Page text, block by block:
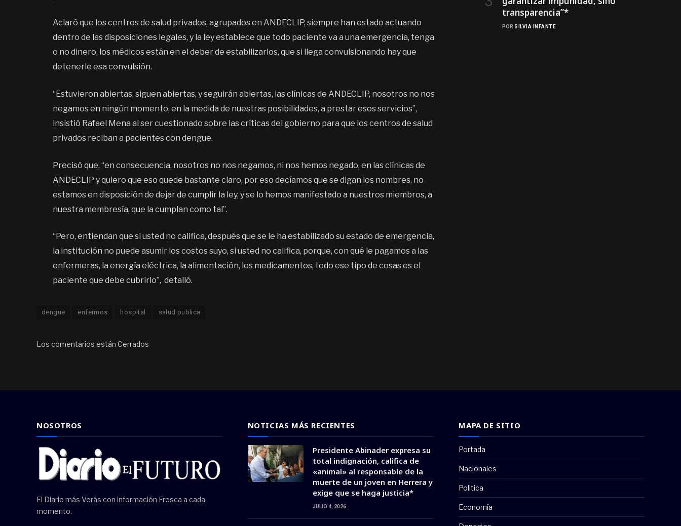
Aclaró que los centros de salud privados, agrupados en ANDECLIP, siempre han estado actuando
dentro de las disposiciones legales, y la ley establece que todo paciente va a una emergencia, tenga
o no dinero, los médicos están en el deber de estabilizarlos, que si llega convulsionando hay que
detenerle esa convulsión.
“Estuvieron abiertas, siguen abiertas, y seguirán abiertas, las clínicas de ANDECLIP, nosotros no nos
negamos en ningún momento, en la medida de nuestras posibilidades, a prestar esos servicios”,
insistió Rafael Mena al ser cuestionado sobre las críticas del gobierno para que los centros de salud
privados reciban a pacientes con dengue.
Precisó que, “en consecuencia, nosotros no nos negamos, ni nos hemos negado, en las clínicas de
ANDECLIP y quiero que eso quede bastante claro, por eso decíamos que se digan los nombres, no
estamos en disposición de dejar de cumplir la ley, y se lo hemos manifestado a nuestros miembros, a
nuestra membresía, que la cumplan como tal”.
“Pero, entiendan que si usted no califica, después que se le ha estabilizado su estado de emergencia,
la institución no puede asumir los costos suyo, si usted no califica, porque, con qué le pagamos a las
enfermeras, la energía eléctrica, la alimentación, los medicamentos, todo ese tipo de cosas es el
paciente que debe cubrirlo”, detalló.
dengue enfermos hospital salud publica
Los comentarios están Cerrados
transparencia”*
POR SILVIA INFANTE
NOSOTROS
El Diario más Verás con información Fresca a cada
momento.
NOTICIAS MÁS RECIENTES
Presidente Abinader expresa su
total indignación, califica de
«animal» al responsable de la
muerte de un joven en Herrera y
exige que se haga justicia*
JULIO 4, 2026
MAPA DE SITIO
Portada
Nacionales
Politica
Economía